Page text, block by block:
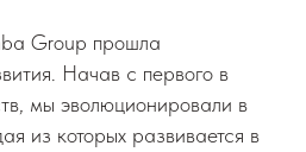
Group прошла
Начав с первого в
мы эволюционировали в
из которых развивается в